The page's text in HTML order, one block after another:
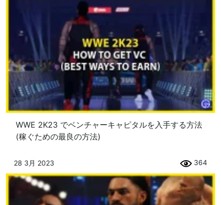
WWE 2K23 でベンチャーキャピタルを入手する方法
(稼ぐための最良の方法)
28 3月 2023 364